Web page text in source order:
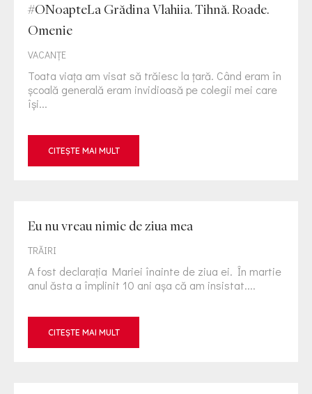
#ONoapteLa Grădina Vlahiia. Tihnă. Roade.
Omenie
VACANȚE
Toata viața am visat să trăiesc la țară. Când eram în
școală generală eram invidioasă pe colegii mei care
își...
CITEȘTE MAI MULT
Eu nu vreau nimic de ziua mea
TRĂIRI
A fost declarația Mariei înainte de ziua ei. În martie
anul ăsta a împlinit 10 ani așa că am insistat....
CITEȘTE MAI MULT